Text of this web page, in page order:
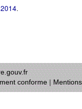
.
conforme|